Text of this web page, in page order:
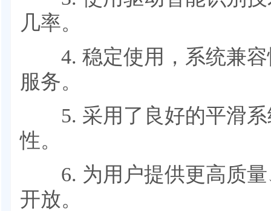
几率。
4. 稳定使用，系统兼容
服务。
5. 采用了良好的平滑系
性。
6. 为用户提供更高质量
开放。